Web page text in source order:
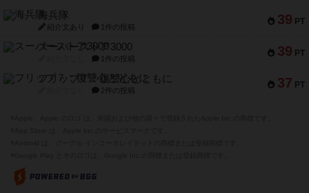
39 PT
海兵隊
紹介文あり 1件の投稿
39 PT
スーパーストア3000
1件の投稿
37 PT
フリップ７：復讐心とともに
2件の投稿